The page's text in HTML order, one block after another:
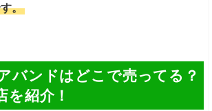
。
バンドはどこで売ってる？
を紹介！